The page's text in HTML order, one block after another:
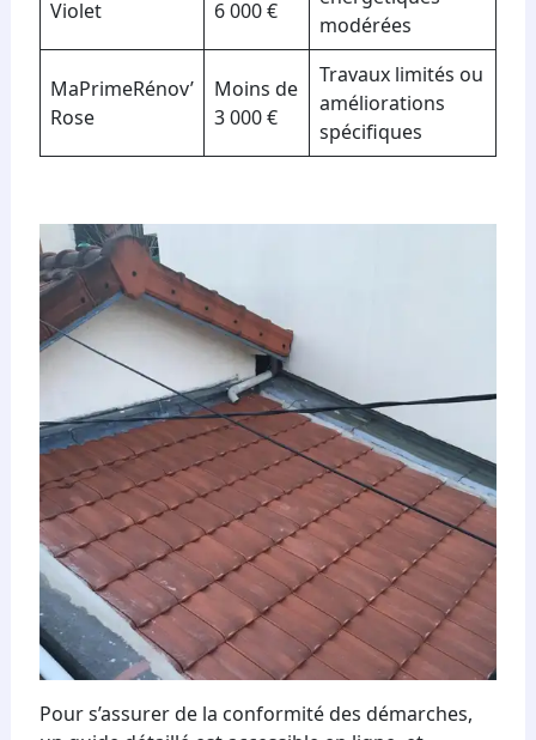
Violet 6 000 €
modérées
MaPrimeRénov’
Rose
Moins de
3 000 €
Travaux limités ou
améliorations
spécifiques
Pour s’assurer de la conformité des démarches,